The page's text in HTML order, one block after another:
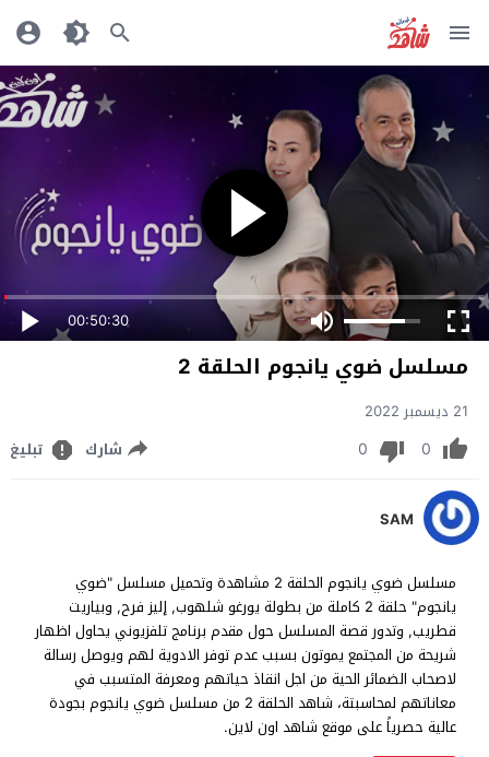
00:50:30
مسلسل ضوي يانجوم الحلقة 2
21 ديسمبر 2022
0
0 شارك تبليغ
SAM
مسلسل ضوي يانجوم الحلقة 2 مشاهدة وتحميل مسلسل "ضوي
يانجوم" حلقة 2 كاملة من بطولة يورغو شلهوب, إليز فرح, وبياريت
قطريب, وتدور قصة المسلسل حول مقدم برنامج تلفزيوني يحاول اظهار
شريحة من المجتمع يموتون بسبب عدم توفر الادوية لهم ويوصل رسالة
لاصحاب الضمائر الحية من اجل انقاذ حياتهم ومعرفة المتسبب في
معاناتهم لمحاسبتة، شاهد الحلقة 2 من مسلسل ضوي يانجوم بجودة
عالية حصرياً على موقع شاهد اون لاين.